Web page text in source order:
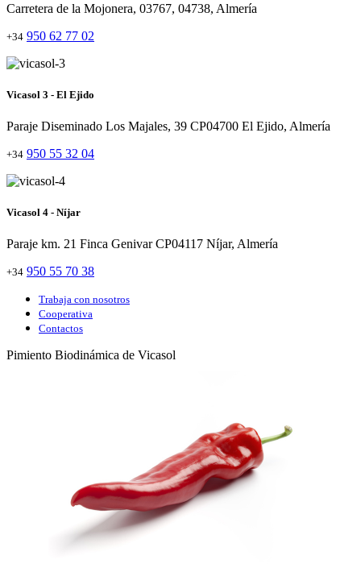
Carretera de la Mojonera, 03767, 04738, Almería
+34 950 62 77 02
Vicasol 3 - El Ejido
Paraje Diseminado Los Majales, 39 CP04700 El Ejido, Almería
+34 950 55 32 04
Vicasol 4 - Níjar
Paraje km. 21 Finca Genivar CP04117 Níjar, Almería
+34 950 55 70 38
Trabaja con nosotros
Cooperativa
Contactos
Pimiento Biodinámica de Vicasol